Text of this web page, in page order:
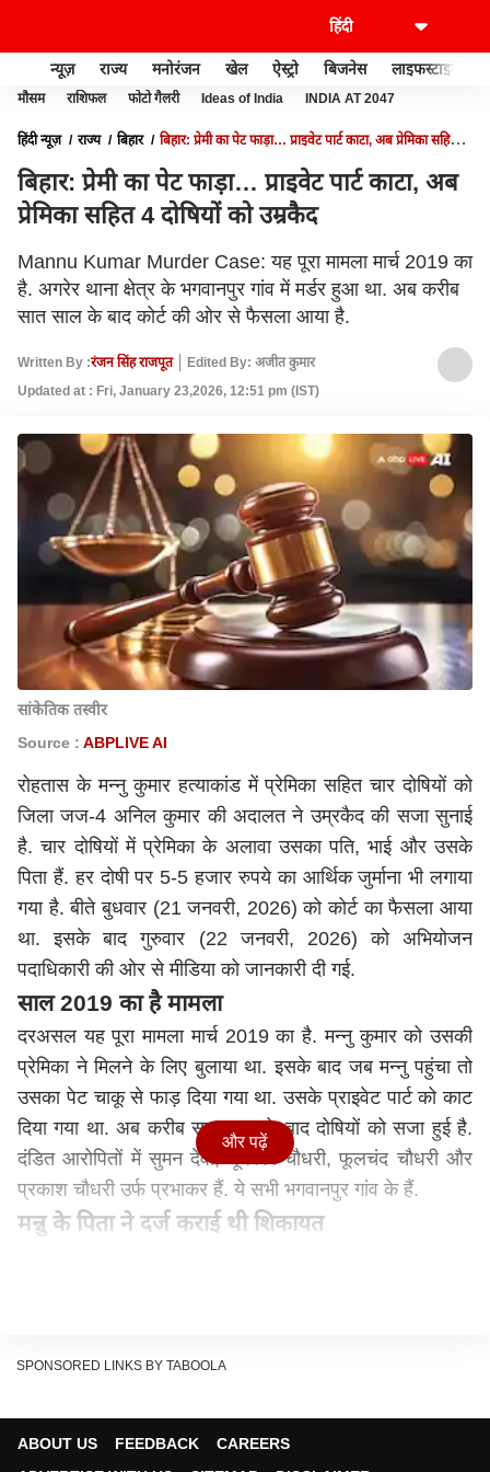
न्यूज़ राज्य मनोरंजन खेल ऐस्ट्रो बिजनेस लाइफस्टाइल
मौसम राशिफल फोटो गैलरी Ideas of India INDIA AT 2047
हिंदी न्यूज़ राज्य बिहार
बिहार: प्रेमी का पेट फाड़ा… प्राइवेट पार्ट काटा, अब प्रेमिका सहित 4
बिहार: प्रेमी का पेट फाड़ा… प्राइवेट पार्ट काटा, अब
प्रेमिका सहित 4 दोषियों को उम्रकैद
Mannu Kumar Murder Case: यह पूरा मामला मार्च 2019 का
है. अगरेर थाना क्षेत्र के भगवानपुर गांव में मर्डर हुआ था. अब करीब
सात साल के बाद कोर्ट की ओर से फैसला आया है.
Written By :रंजन सिंह राजपूत
Edited By: अजीत कुमार
Updated at : Fri, January 23,2026, 12:51 pm (IST)
सांकेतिक तस्वीर
Source : ABPLIVE AI
रोहतास के मन्नु कुमार हत्याकांड में प्रेमिका सहित चार दोषियों को
जिला जज-4 अनिल कुमार की अदालत ने उम्रकैद की सजा सुनाई
है. चार दोषियों में प्रेमिका के अलावा उसका पति, भाई और उसके
पिता हैं. हर दोषी पर 5-5 हजार रुपये का आर्थिक जुर्माना भी लगाया
गया है. बीते बुधवार (21 जनवरी, 2026) को कोर्ट का फैसला आया
था. इसके बाद गुरुवार (22 जनवरी, 2026) को अभियोजन
पदाधिकारी की ओर से मीडिया को जानकारी दी गई.
साल 2019 का है मामला
दरअसल यह पूरा मामला मार्च 2019 का है. मन्नु कुमार को उसकी
प्रेमिका ने मिलने के लिए बुलाया था. इसके बाद जब मन्नु पहुंचा तो
उसका पेट चाकू से फाड़ दिया गया था. उसके प्राइवेट पार्ट को काट
दिया गया था. अब करीब सात साल के बाद दोषियों को सजा हुई है.
दंडित आरोपितों में सुमन देवी, दूधेश्वर चौधरी, फूलचंद चौधरी और
प्रकाश चौधरी उर्फ प्रभाकर हैं. ये सभी भगवानपुर गांव के हैं.
मन्नु के पिता ने दर्ज कराई थी शिकायत
परिजनों ने उसकी खोजबीन की, लेकिन कोई जानकारी नहीं मिली.
और पढ़ें
SPONSORED LINKS BY TABOOLA
ABOUT US FEEDBACK
CAREERS